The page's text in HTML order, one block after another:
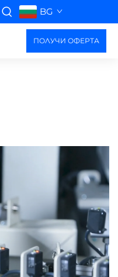
BG
ПОЛУЧИ ОФЕРТА